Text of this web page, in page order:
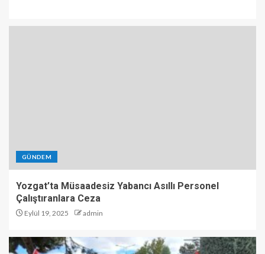
GÜNDEM
Yozgat’ta Müsaadesiz Yabancı Asıllı Personel
Çalıştıranlara Ceza
Eylül 19, 2025 admin